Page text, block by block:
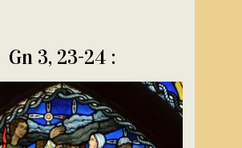
Gn 3, 23-24 :